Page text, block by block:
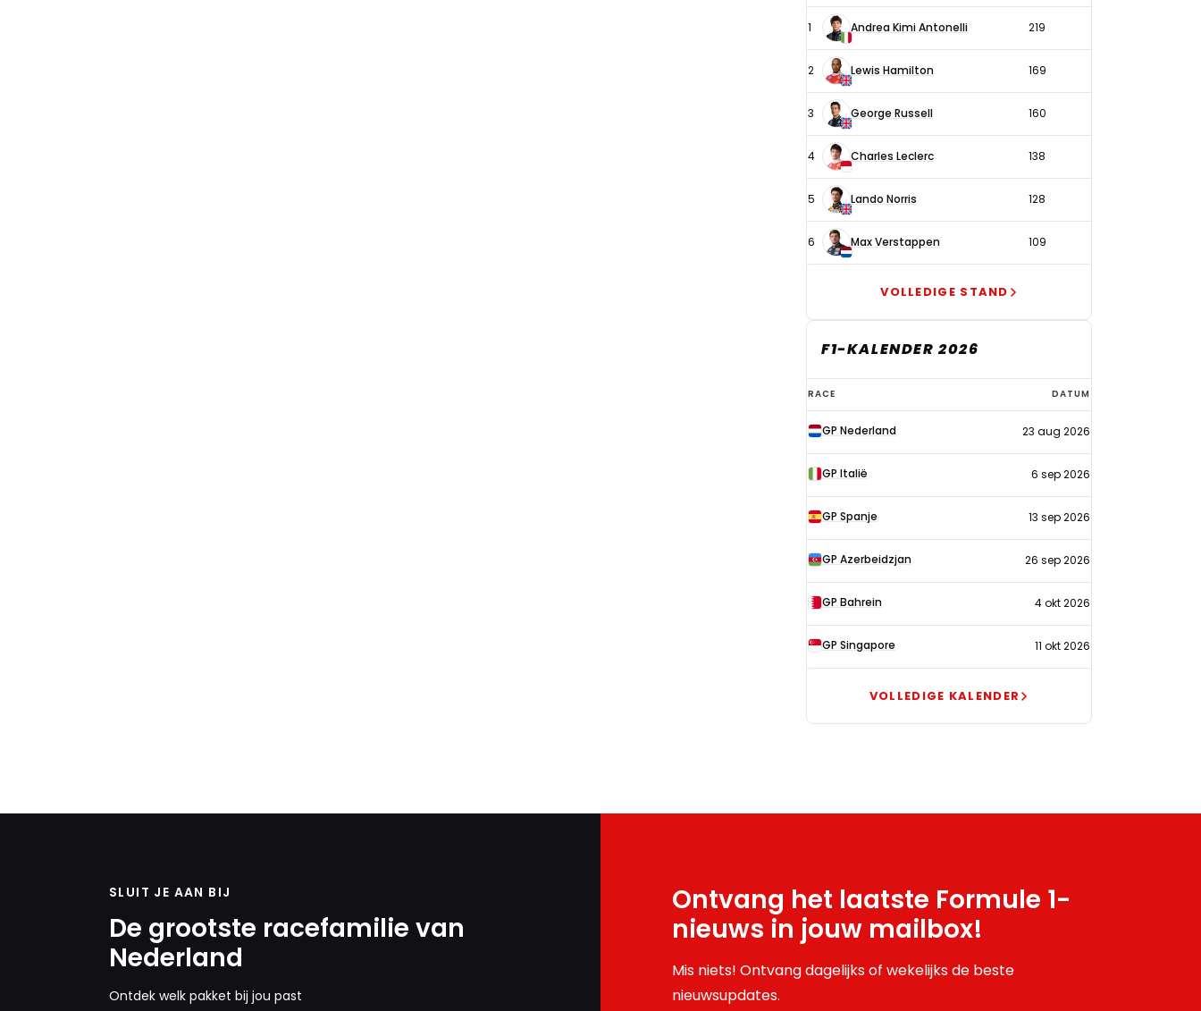
6
coureurs
1 Andrea Kimi Antonelli 219
2 Lewis Hamilton 169
3 George Russell 160
4 Charles Leclerc 138
5 Lando Norris 128
6 Max Verstappen 109
VOLLEDIGE STAND
F1-KALENDER 2026
F1-
kalender
2026
RACE DATUM
GP Nederland 23 aug 2026
GP Italië 6 sep 2026
GP Spanje 13 sep 2026
GP Azerbeidzjan 26 sep 2026
GP Bahrein 4 okt 2026
GP Singapore 11 okt 2026
VOLLEDIGE KALENDER
SLUIT JE AAN BIJ
De grootste racefamilie van
Nederland
Ontdek welk pakket bij jou past
Ontvang het laatste Formule 1-
nieuws in jouw mailbox!
Mis niets! Ontvang dagelijks of wekelijks de beste
nieuwsupdates.